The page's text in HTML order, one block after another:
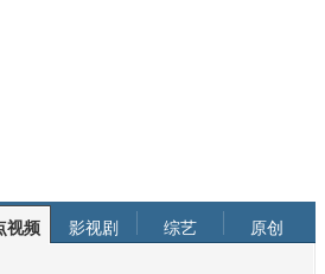
视频 影视剧 综艺 原创